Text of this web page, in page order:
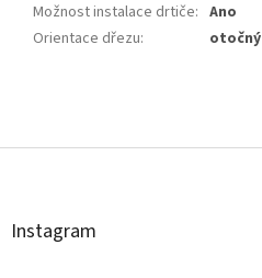
Možnost instalace drtiče: Ano
Orientace dřezu: otočný
á
Instagram